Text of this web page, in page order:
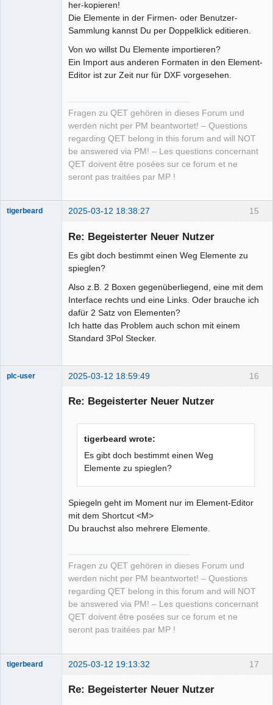
her-kopieren!
Die Elemente in der Firmen- oder Benutzer-
Sammlung kannst Du per Doppelklick editieren.
Von wo willst Du Elemente importieren?
Ein Import aus anderen Formaten in den Element-
Editor ist zur Zeit nur für DXF vorgesehen.
Fragen zu QET gehören in dieses Forum und
werden nicht per PM beantwortet! – Questions
regarding QET belong in this forum and will NOT
be answered via PM! – Les questions concernant
QET doivent être posées sur ce forum et ne
seront pas traitées par MP !
15
tigerbeard 2025-03-12 18:38:27
Re: Begeisterter Neuer Nutzer
Es gibt doch bestimmt einen Weg Elemente zu
spieglen?
Also z.B. 2 Boxen gegenüberliegend, eine mit dem
Interface rechts und eine Links. Oder brauche ich
dafür 2 Satz von Elementen?
Ich hatte das Problem auch schon mit einem
Standard 3Pol Stecker.
16
plc-user 2025-03-12 18:59:49
Re: Begeisterter Neuer Nutzer
tigerbeard wrote:
Es gibt doch bestimmt einen Weg
Elemente zu spieglen?
Spiegeln geht im Moment nur im Element-Editor
mit dem Shortcut <M>
Du brauchst also mehrere Elemente.
Fragen zu QET gehören in dieses Forum und
werden nicht per PM beantwortet! – Questions
regarding QET belong in this forum and will NOT
be answered via PM! – Les questions concernant
QET doivent être posées sur ce forum et ne
seront pas traitées par MP !
17
tigerbeard 2025-03-12 19:13:32
Re: Begeisterter Neuer Nutzer